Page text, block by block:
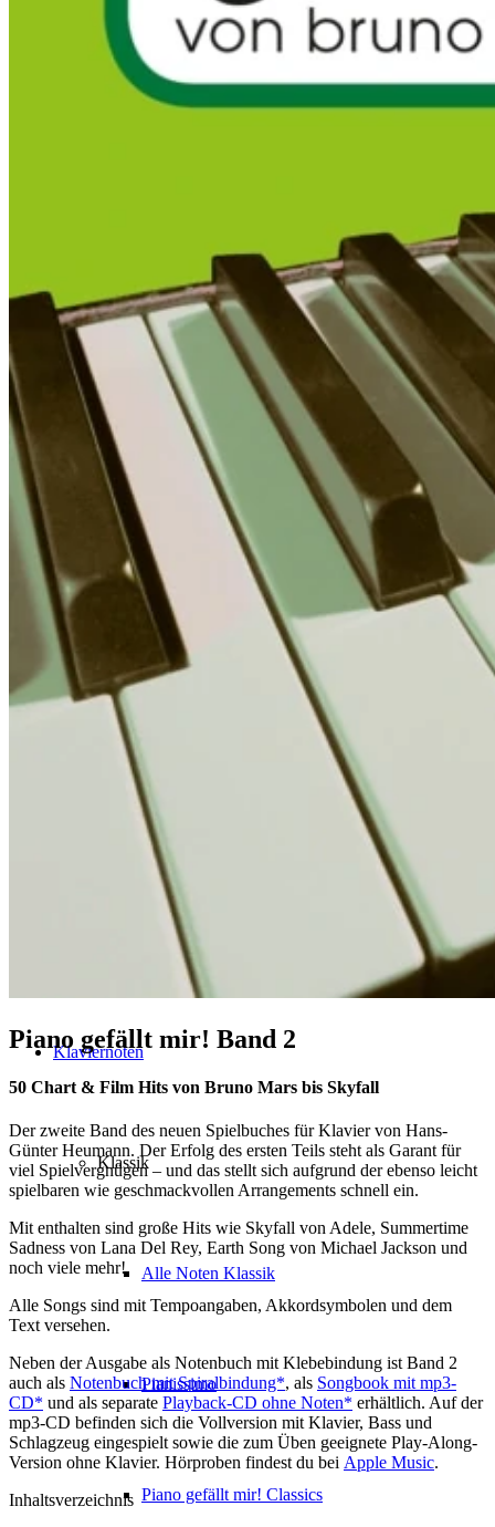
Piano Kids
Little Amadeus
Jugendliche und Erwachsene
Alle Klavierschulen Jugendliche und
Erwachsene
Klavier spielen – mein schönstes Hobby
Piano Crash-Kurs
The Classical Piano Method (english)
Klaviernoten
Klassik
Alle Noten Klassik
Pianissimo
Piano gefällt mir! Classics
Piano gefällt mir! Band 2
50 Chart & Film Hits von Bruno Mars bis Skyfall
Der zweite Band des neuen Spielbuches für Klavier von Hans-
Günter Heumann. Der Erfolg des ersten Teils steht als Garant für
viel Spielvergnügen – und das stellt sich aufgrund der ebenso leicht
spielbaren wie geschmackvollen Arrangements schnell ein.
Mit enthalten sind große Hits wie Skyfall von Adele, Summertime
Sadness von Lana Del Rey, Earth Song von Michael Jackson und
noch viele mehr!
Alle Songs sind mit Tempoangaben, Akkordsymbolen und dem
Text versehen.
Neben der Ausgabe als Notenbuch mit Klebebindung ist Band 2
auch als Notenbuch mit Spiralbindung*, als Songbook mit mp3-
CD* und als separate Playback-CD ohne Noten* erhältlich. Auf der
mp3-CD befinden sich die Vollversion mit Klavier, Bass und
Schlagzeug eingespielt sowie die zum Üben geeignete Play-Along-
Version ohne Klavier. Hörproben findest du bei Apple Music.
Inhaltsverzeichnis